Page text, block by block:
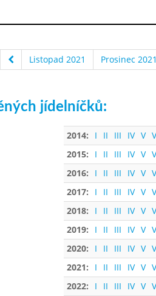
Listopad 2021 Prosinec
jídelníčků:
2014: I II III IV V
2015:
I II III IV V
2016:
I II III IV V
2017:
I II III IV V
2018:
I II III IV V
2019:
I II III IV V
2020:
I II III IV V
2021:
I II III IV V
2022:
I II III IV V